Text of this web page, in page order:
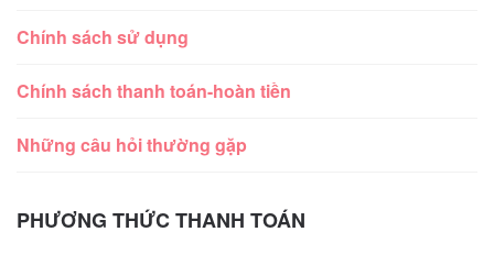
Chính sách sử dụng
Chính sách thanh toán-hoàn tiền
Những câu hỏi thường gặp
PHƯƠNG THỨC THANH TOÁN